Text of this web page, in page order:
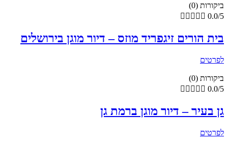
ביקורות (0)
     0.0/5
בית הורים זיגפריד מוזס – דיור מוגן בירושלים
לפרטים
ביקורות (0)
     0.0/5
גן בעיר – דיור מוגן ברמת גן
לפרטים